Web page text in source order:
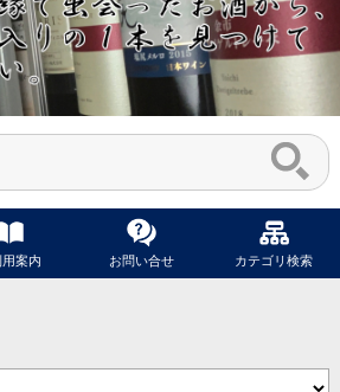
用案内 お問い合せ カテゴリ検索